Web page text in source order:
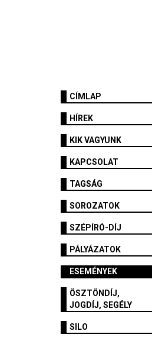
CÍMLAP
HÍREK
KIK VAGYUNK
KAPCSOLAT
TAGSÁG
SOROZATOK
SZÉPÍRÓ-DÍJ
PÁLYÁZATOK
ESEMÉNYEK
ÖSZTÖNDÍJ,
JOGDÍJ, SEGÉLY
SILO